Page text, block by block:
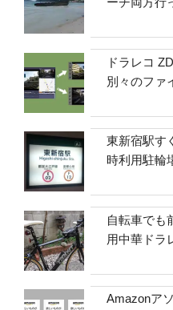
ドラレコ
別々のファ
東新宿駅す
時利用駐輪
自転車でも
用中華ドラ
Amazonア